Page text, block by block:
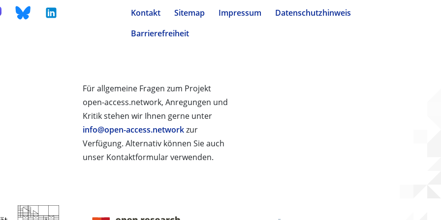
Kontakt Sitemap Impressum
Datenschutzhinweis
Barrierefreiheit
Für allgemeine Fragen zum Projekt
open-access.network, Anregungen und
Kritik stehen wir Ihnen gerne unter
info@open-access.networkzur
Verfügung. Alternativ können Sie auch
unser Kontaktformular verwenden.